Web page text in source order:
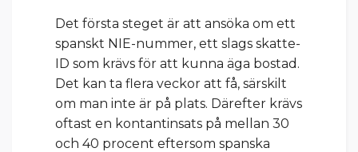
Det första steget är att ansöka om ett
spanskt NIE-nummer, ett slags skatte-
ID som krävs för att kunna äga bostad.
Det kan ta flera veckor att få, särskilt
om man inte är på plats. Därefter krävs
oftast en kontantinsats på mellan 30
och 40 procent eftersom spanska